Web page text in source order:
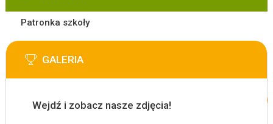
Patronka szkoły
GALERIA
Wejdź i zobacz nasze zdjęcia!